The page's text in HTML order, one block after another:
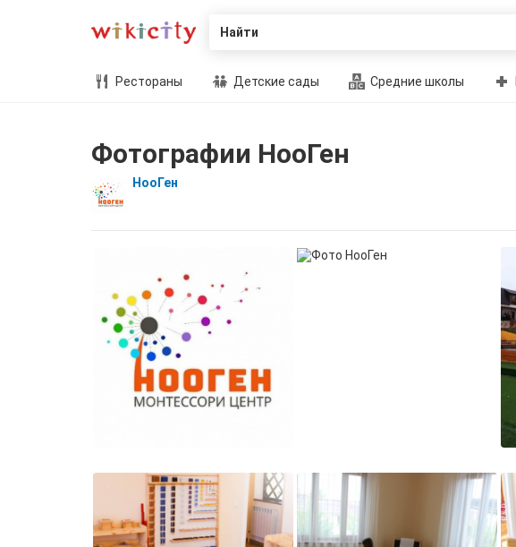
Найти
Рестораны Детские сады Средние школы
Фотографии НооГен
НооГен